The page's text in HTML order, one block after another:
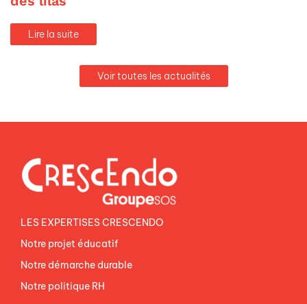
Lire la suite
Voir toutes les actualités
LES EXPERTISES CRESCENDO
Notre projet éducatif
Notre démarche durable
Notre politique RH